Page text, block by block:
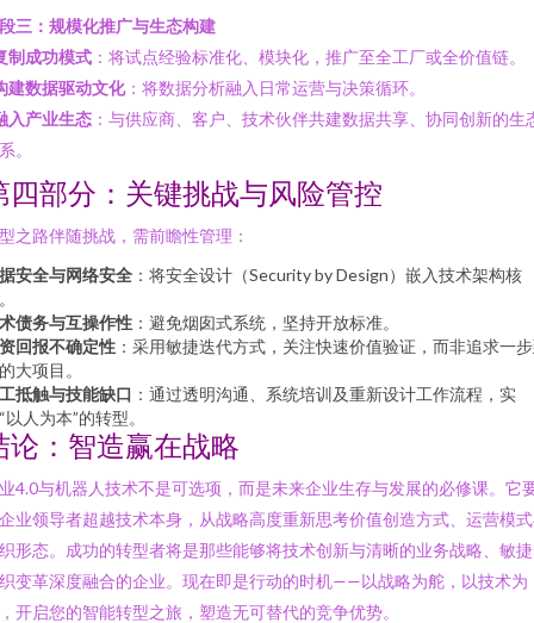
三：规模化推广与生态构建
制成功模式 ：将试点经验标准化、模块化，推广至全工厂或全价值链。
建数据驱动文化：将数据分析融入日常运营与决策循环。
入产业生态 ：与供应商、客户、技术伙伴共建数据共享、协同创新的生
。
四部分：关键挑战与风险管控
之路伴随挑战，需前瞻性管理：
安全与网络安全 ：将安全设计（Security by Design）嵌入技术架构核
债务与互操作性 ：避免烟囱式系统，坚持开放标准。
回报不确定性 ：采用敏捷迭代方式，关注快速价值验证，而非追求一
大项目。
抵触与技能缺口 ：通过透明沟通、系统培训及重新设计工作流程，实
以人为本”的转型。
论：智造赢在战略
4.0与机器人技术不是可选项，而是未来企业生存与发展的必修课。它
业领导者超越技术本身，从战略高度重新思考价值创造方式、运营模
形态。成功的转型者将是那些能够将技术创新与清晰的业务战略、敏
变革深度融合的企业。现在即是行动的时机——以战略为舵，以技术为
开启您的智能转型之旅，塑造无可替代的竞争优势。